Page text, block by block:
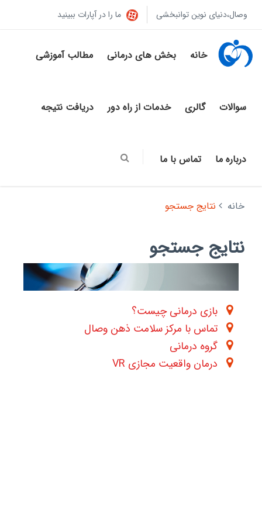
وصال،دنیای نوین توانبخشی ما را در آپارات ببینید
خانه بخش های درمانی مطالب آموزشی
سوالات گالری خدمات از راه دور دریافت نتیجه
درباره ما تماس با ما
خانه نتایج جستجو
نتایج جستجو
بازی درمانی چیست؟
تماس با مرکز سلامت ذهن وصال
گروه درمانی
درمان واقعیت مجازی VR